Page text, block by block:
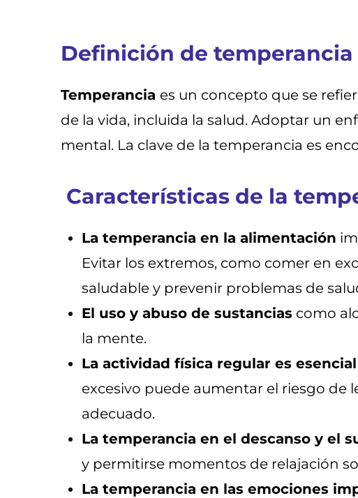
Definición de temperancia
Temperancia es un concepto que se
de la vida, incluida la salud. Adoptar un
mental. La clave de la temperancia es
Características de la
La temperancia en la alimentación
Evitar los extremos, como comer en
saludable y prevenir problemas de
El uso y abuso de sustancias como
la mente.
La actividad física regular es
excesivo puede aumentar el riesgo
adecuado.
La temperancia en el descanso y el
y permitirse momentos de relajación
La temperancia en las emociones